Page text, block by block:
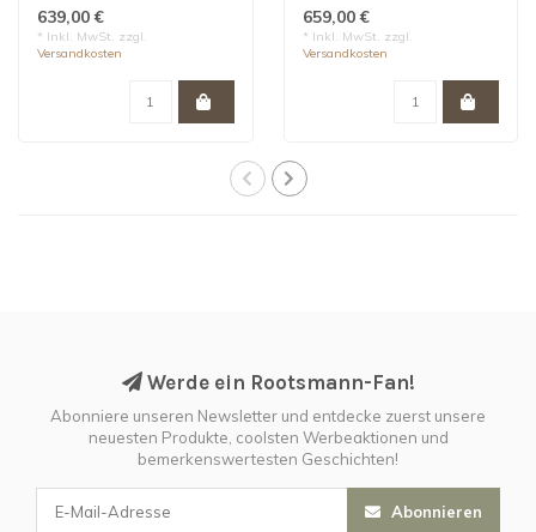
639,00 €
* Inkl. MwSt. zzgl.
Versandkosten
659,00 €
* Inkl. MwSt. zzgl.
Versandkosten
Werde ein Rootsmann-Fan!
Abonniere unseren Newsletter und entdecke zuerst unsere
neuesten Produkte, coolsten Werbeaktionen und
bemerkenswertesten Geschichten!
Abonnieren